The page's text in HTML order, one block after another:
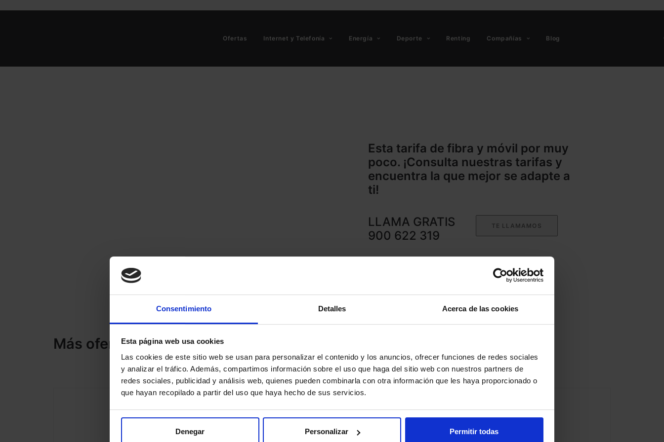
Consentimiento Detalles Acerca de las cookies
Esta página web usa cookies
Las cookies de este sitio web se usan para personalizar el contenido y los anuncios, ofrecer funciones de redes sociales
y analizar el tráfico. Además, compartimos información sobre el uso que haga del sitio web con nuestros partners de
redes sociales, publicidad y análisis web, quienes pueden combinarla con otra información que les haya proporcionado o
que hayan recopilado a partir del uso que haya hecho de sus servicios.
Denegar Personalizar Permitir todas
Ofertas Internet y Telefonía Energía Deporte Renting Compañías Blog
Esta tarifa de fibra y móvil por muy
poco. ¡Consulta nuestras tarifas y
encuentra la que mejor se adapte a
ti!
LLAMA GRATIS
900 622 319
TE LLAMAMOS
Más ofertas fibra y móvil